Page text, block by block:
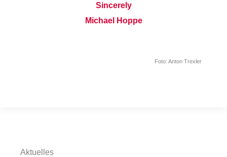
Sincerely
Michael Hoppe
Foto: Anton Trexler
Aktuelles